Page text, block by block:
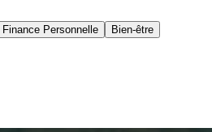
Finance Personnelle
Bien-être